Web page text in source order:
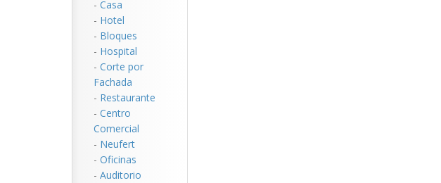
- Casa
- Hotel
- Bloques
- Hospital
- Corte por
Fachada
- Restaurante
- Centro
Comercial
- Neufert
- Oficinas
- Auditorio